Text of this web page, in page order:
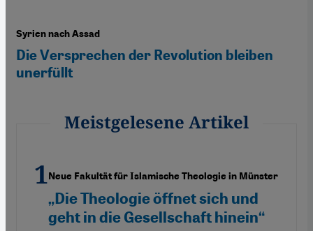
Syrien nach Assad
Die Versprechen der Revolution bleiben
unerfüllt
Meistgelesene Artikel
Neue Fakultät für Islamische Theologie in Münster
„Die Theologie öffnet sich und
geht in die Gesellschaft hinein“